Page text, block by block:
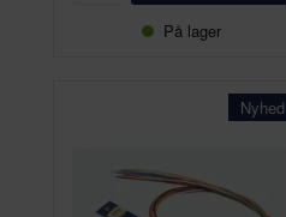
På lager
Nyhed